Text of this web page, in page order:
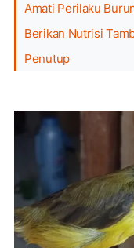
Amati Perilaku
Berikan Nutrisi
Penutup